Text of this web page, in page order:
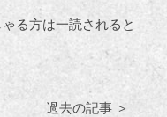
る方は一読されると
過去の記事 ＞